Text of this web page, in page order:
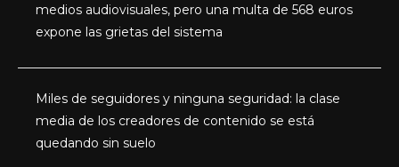
medios audiovisuales, pero una multa de 568 euros
expone las grietas del sistema
Miles de seguidores y ninguna seguridad: la clase
media de los creadores de contenido se está
quedando sin suelo